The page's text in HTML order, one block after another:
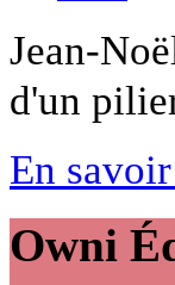
Jean-
d'un
En
Owni